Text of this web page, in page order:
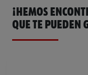
¡HEMOS
QUE TE PUEDEN